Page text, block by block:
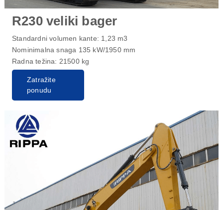
R230 veliki bager
Standardni volumen kante: 1,23 m3
Nominimalna snaga 135 kW/1950 mm
Radna težina: 21500 kg
Zatražite
ponudu